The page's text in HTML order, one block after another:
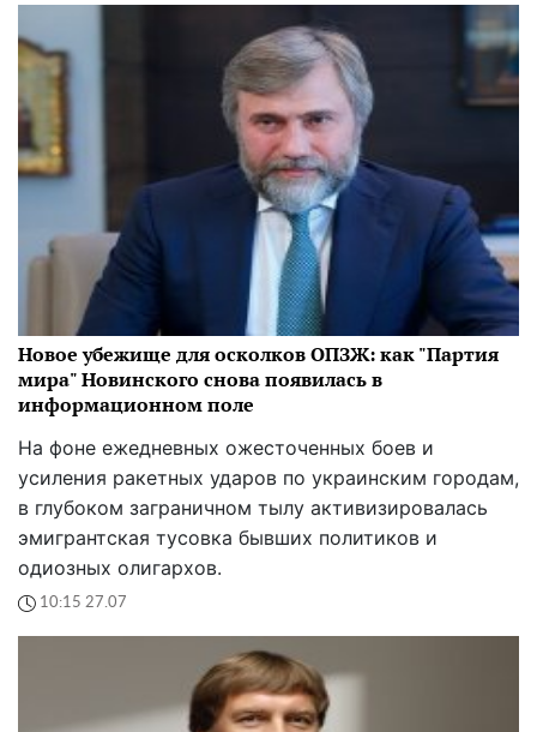
Новое убежище для осколков ОПЗЖ: как "Партия
мира" Новинского снова появилась в
информационном поле
На фоне ежедневных ожесточенных боев и
усиления ракетных ударов по украинским городам,
в глубоком заграничном тылу активизировалась
эмигрантская тусовка бывших политиков и
одиозных олигархов.
10:15 27.07